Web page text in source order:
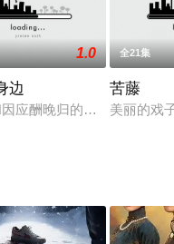
1.0
边
应酬晚归的妻子发生争执
全21集
苦藤
美丽的戏